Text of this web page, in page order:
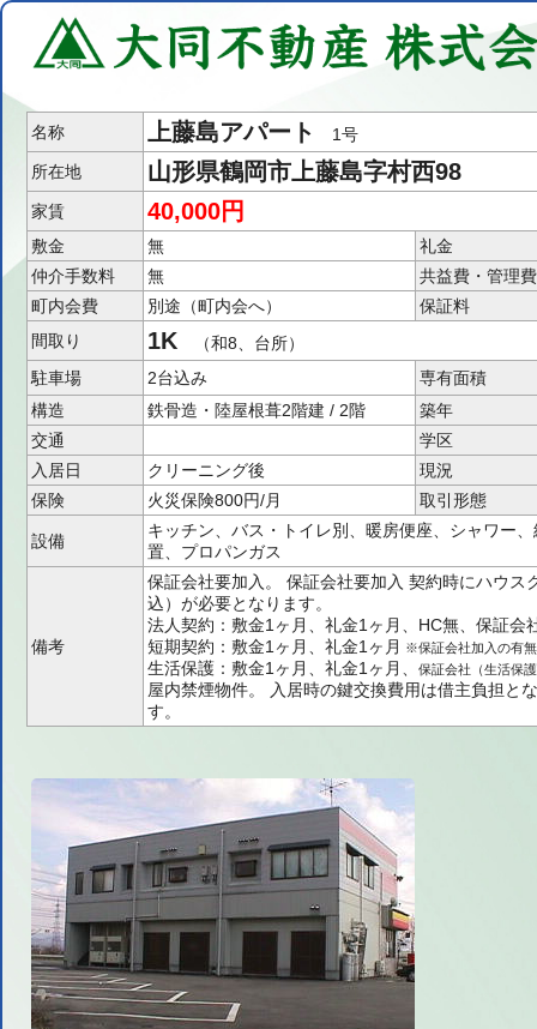
名称 上藤島アパート
1号
所在地
山形県鶴岡市上藤島字村西98
家賃 40,000円
敷金 無
礼金
仲介手数料
無
共益費・管理費
町内会費
別途（町内会へ）
保証料
間取り
1K （和8、台所）
駐車場
2台込み
専有面積
構造
鉄骨造・陸屋根葺2階建 / 2階
築年
交通
学区
入居日
クリーニング後
現況
保険
火災保険800円/月 取引形態
設備
キッチン、バス・トイレ別、暖房便座、シャワー
置、プロパンガス
備考
保証会社要加入。 保証会社要加入 契約時にハウス
込）が必要となります。
法人契約：敷金1ヶ月、礼金1ヶ月、HC無、保証会
短期契約：敷金1ヶ月、礼金1ヶ月 ※保証会社加入の有
生活保護：敷金1ヶ月、礼金1ヶ月、 保証会社（生活保
屋内禁煙物件。
入居時の鍵交換費用は借主負担と
す。